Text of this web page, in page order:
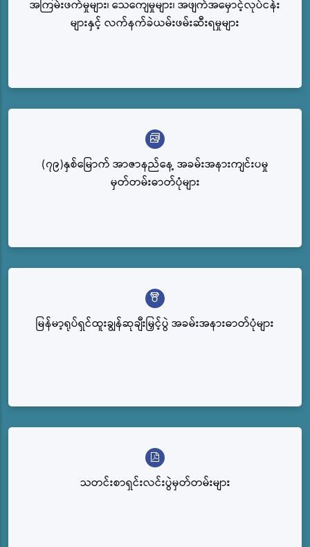
အကြမ်းဖက်မှုများ၊ သေကျေမှုများ၊ အဖျက်အမှောင့်လုပ်ငန်း
များနှင့် လက်နက်ခဲယမ်းဖမ်းဆီးရမှုများ
(၇၉)နှစ်မြောက် အာဇာနည်နေ့ အခမ်းအနားကျင်းပမှု
မှတ်တမ်းဓာတ်ပုံများ
မြန်မာ့ရုပ်ရှင်ထူးချွန်ဆုချီးမြှင့်ပွဲ အခမ်းအနားဓာတ်ပုံများ
သတင်းစာရှင်းလင်းပွဲမှတ်တမ်းများ